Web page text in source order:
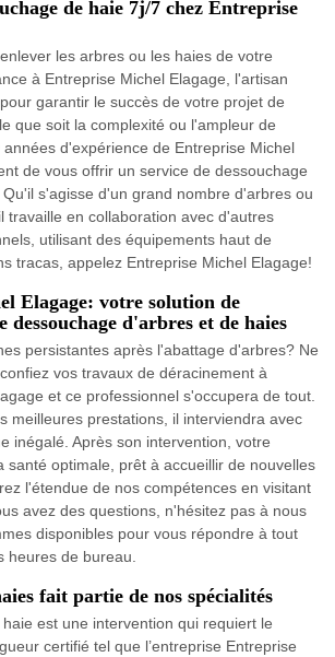
de haie 7j/7 chez Entreprise
les arbres ou les haies de votre
à Entreprise Michel Elagage, l'artisan
garantir le succès de votre projet de
que soit la complexité ou l'ampleur de
d'expérience de Entreprise Michel
de vous offrir un service de dessouchage
s'agisse d'un grand nombre d'arbres ou
travaille en collaboration avec d'autres
utilisant des équipements haut de
tracas, appelez Entreprise Michel Elagage!
Elagage: votre solution de
dessouchage d'arbres et de haies
persistantes après l'abattage d'arbres? Ne
vos travaux de déracinement à
et ce professionnel s'occupera de tout.
meilleures prestations, il interviendra avec
inégalé. Après son intervention, votre
santé optimale, prêt à accueillir de nouvelles
l'étendue de nos compétences en visitant
avez des questions, n'hésitez pas à nous
disponibles pour vous répondre à tout
heures de bureau.
fait partie de nos spécialités
est une intervention qui requiert le
certifié tel que l’entreprise Entreprise